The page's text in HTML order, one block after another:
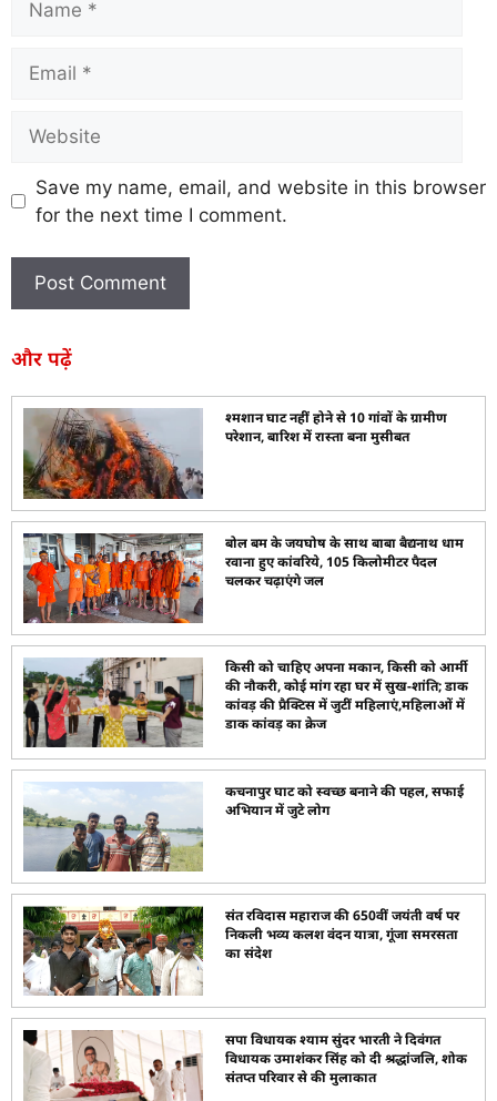
Save my name, email, and website in this browser
for the next time I comment.
और पढ़ें
श्मशान घाट नहीं होने से 10 गांवों के ग्रामीण
परेशान, बारिश में रास्ता बना मुसीबत
बोल बम के जयघोष के साथ बाबा बैद्यनाथ धाम
रवाना हुए कांवरिये, 105 किलोमीटर पैदल
चलकर चढ़ाएंगे जल
किसी को चाहिए अपना मकान, किसी को आर्मी
की नौकरी, कोई मांग रहा घर में सुख-शांति; डाक
कांवड़ की प्रैक्टिस में जुटीं महिलाएं,महिलाओं में
डाक कांवड़ का क्रेज
कचनापुर घाट को स्वच्छ बनाने की पहल, सफाई
अभियान में जुटे लोग
संत रविदास महाराज की 650वीं जयंती वर्ष पर
निकली भव्य कलश वंदन यात्रा, गूंजा समरसता
का संदेश
सपा विधायक श्याम सुंदर भारती ने दिवंगत
विधायक उमाशंकर सिंह को दी श्रद्धांजलि, शोक
संतप्त परिवार से की मुलाकात